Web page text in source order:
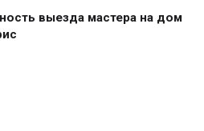
выезда мастера на дом